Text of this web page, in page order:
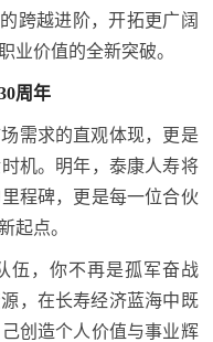
跨越进阶，开拓更广阔
业价值的全新突破。
周年
需求的直观体现，更是
机。明年，泰康人寿将
程碑，更是每一位合伙
起点。
伍，你不再是孤军奋战
，在长寿经济蓝海中既
创造个人价值与事业辉